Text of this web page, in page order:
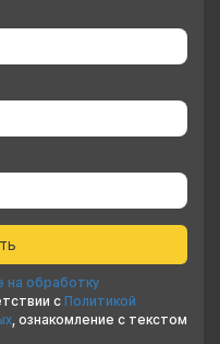
на обработку
с Политикой
, ознакомление с текстом